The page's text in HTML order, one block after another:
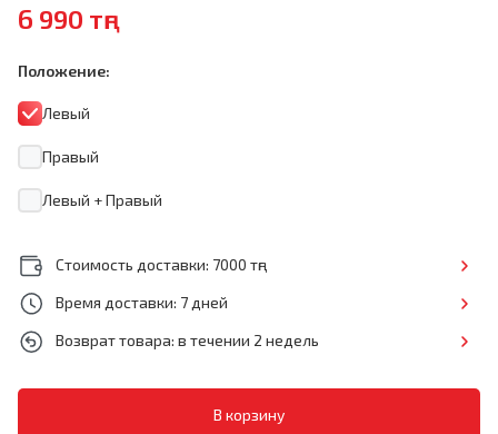
6 990 тңг
Положение:
Левый
Правый
Левый + Правый
Стоимость доставки: 7000 тңг
Время доставки: 7 дней
Возврат товара: в течении 2 недель